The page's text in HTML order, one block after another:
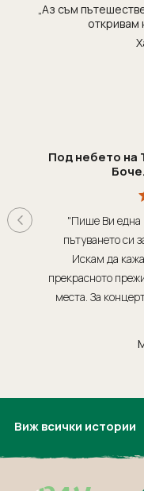
„Аз съм
откривам
Под небето на
"Пише Ви една
пътуването си
Искам да
прекрасното
места. За
Виж всички истории